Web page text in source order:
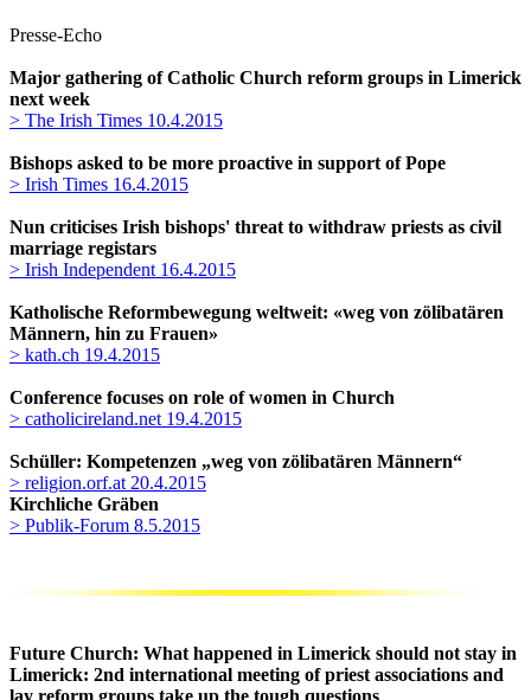
Presse-Echo
Major gathering of Catholic Church reform groups in Limerick
next week
> The Irish Times 10.4.2015
Bishops asked to be more proactive in support of Pope
> Irish Times 16.4.2015
Nun criticises Irish bishops' threat to withdraw priests as civil
marriage registars
> Irish Independent 16.4.2015
Katholische Reformbewegung weltweit: «weg von zölibatären
Männern, hin zu Frauen»
> kath.ch 19.4.2015
Conference focuses on role of women in Church
> catholicireland.net 19.4.2015
Schüller: Kompetenzen „weg von zölibatären Männern“
> religion.orf.at 20.4.2015
Kirchliche Gräben
> Publik-Forum 8.5.2015
Future Church: What happened in Limerick should not stay in
Limerick: 2nd international meeting of priest associations and
lay reform groups take up the tough questions